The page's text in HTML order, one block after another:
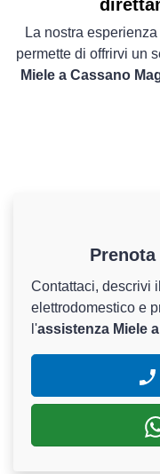
La nostra
permette di offrirvi un
Miele a Cassano
Contattaci, descrivi
elettrodomestico e
l'assistenza Miele